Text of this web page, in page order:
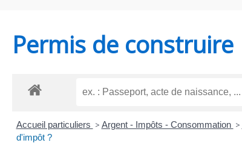
Permis de construire
Accueil particuliers > Argent - Impôts - Consommation >
d'impôt ?